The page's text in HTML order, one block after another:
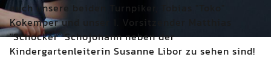
auch unsere beiden Turnpiker, Tobias "Toko"
Kokemper und unser 1. Vorsitzender Matthias
"Schocker" Schojohann neben der
Kindergartenleiterin Susanne Libor zu sehen sind!